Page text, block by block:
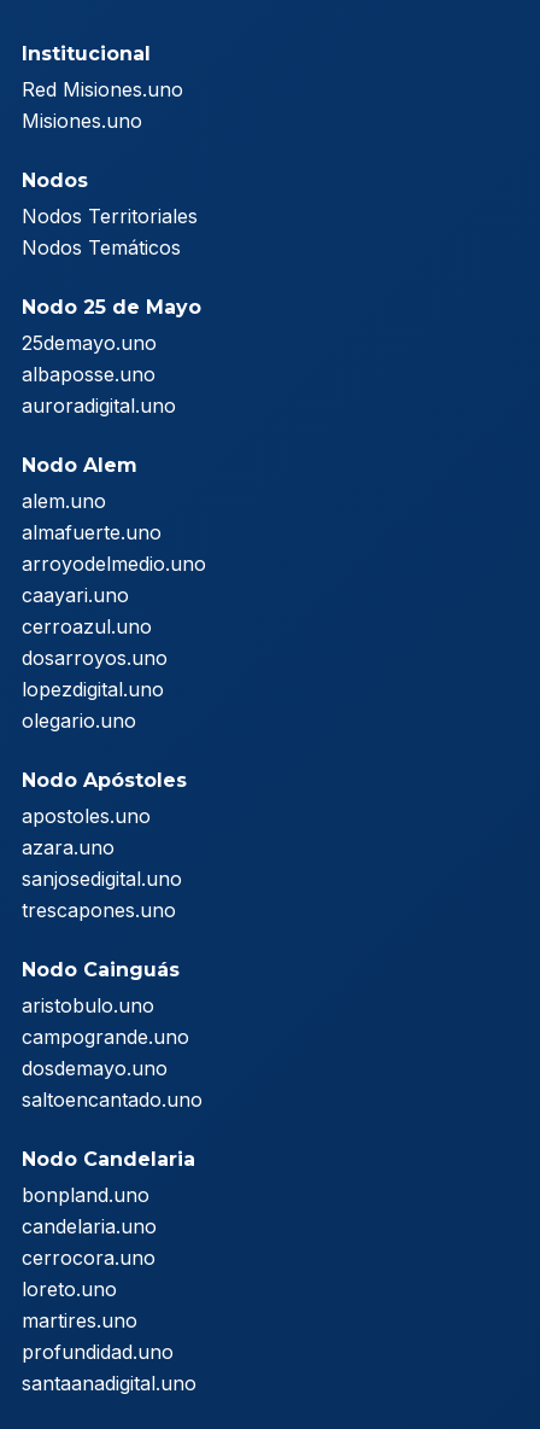
Institucional
Red Misiones.uno
Misiones.uno
Nodos
Nodos Territoriales
Nodos Temáticos
Nodo 25 de Mayo
25demayo.uno
albaposse.uno
auroradigital.uno
Nodo Alem
alem.uno
almafuerte.uno
arroyodelmedio.uno
caayari.uno
cerroazul.uno
dosarroyos.uno
lopezdigital.uno
olegario.uno
Nodo Apóstoles
apostoles.uno
azara.uno
sanjosedigital.uno
trescapones.uno
Nodo Cainguás
aristobulo.uno
campogrande.uno
dosdemayo.uno
saltoencantado.uno
Nodo Candelaria
bonpland.uno
candelaria.uno
cerrocora.uno
loreto.uno
martires.uno
profundidad.uno
santaanadigital.uno